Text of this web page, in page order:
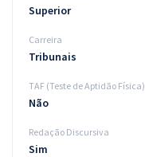
Superior
Carreira
Tribunais
TAF (Teste de Aptidão Física)
Não
Redação Discursiva
Sim